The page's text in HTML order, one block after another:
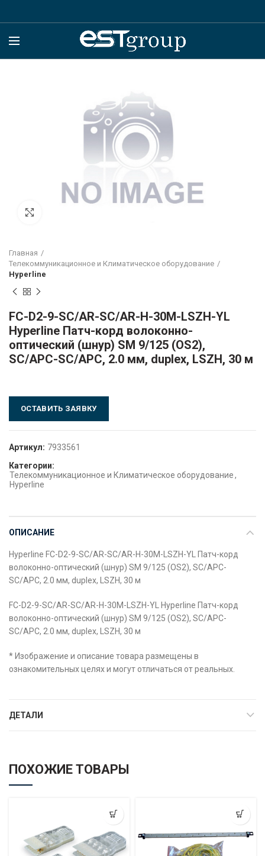
Главная
Телекоммуникационное и Климатическое оборудование
Hyperline
FC-D2-9-SC/AR-SC/AR-H-30M-LSZH-YL
Hyperline Патч-корд волоконно-
оптический (шнур) SM 9/125 (OS2),
SC/APC-SC/APC, 2.0 мм, duplex, LSZH, 30 м
ОСТАВИТЬ ЗАЯВКУ
Артикул: 7933561
Категории:
Телекоммуникационное и Климатическое оборудование,
Hyperline
ОПИСАНИЕ
Hyperline FC-D2-9-SC/AR-SC/AR-H-30M-LSZH-YL Патч-корд
волоконно-оптический (шнур) SM 9/125 (OS2), SC/APC-
SC/APC, 2.0 мм, duplex, LSZH, 30 м
FC-D2-9-SC/AR-SC/AR-H-30M-LSZH-YL Hyperline Патч-корд
волоконно-оптический (шнур) SM 9/125 (OS2), SC/APC-
SC/APC, 2.0 мм, duplex, LSZH, 30 м
* Изображение и описание товара размещены в
ознакомительных целях и могут отличаться от реальных.
ДЕТАЛИ
ПОХОЖИЕ ТОВАРЫ